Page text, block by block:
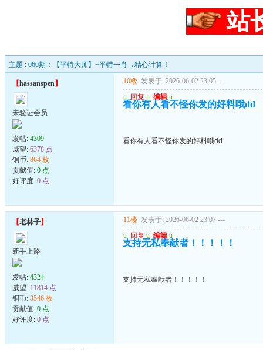
站
主题 : 060期：【平特大师】+平特一肖→精心计算！
【hassanspen】
未验证会员
发帖: 4309
威望: 6378 点
铜币: 864 枚
贡献值: 0 点
好评度: 0 点
10楼 发表于: 2026-06-02 23:05 ---
u 回复 u 编辑 u
看你有人看不怪你发的好料哦dd
看你有人看不怪你发的好料哦dd
【老林子】
新手上路
发帖: 4324
威望: 11814 点
铜币: 3546 枚
贡献值: 0 点
好评度: 0 点
11楼 发表于: 2026-06-02 23:07 ---
u 回复 u 编辑 u
支持无私奉献者！！！！！
支持无私奉献者！！！！！